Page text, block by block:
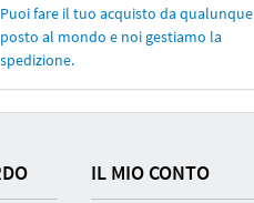
Puoi fare il tuo acquisto da qualunque
posto al mondo e noi gestiamo la
spedizione.
IL MIO CONTO